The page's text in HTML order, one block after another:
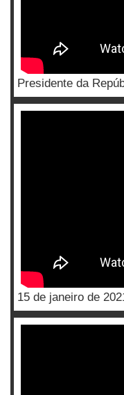
Presidente da
15 de janeiro de